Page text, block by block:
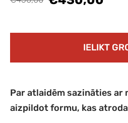
IELIKT
Par atlaidēm sazināties ar
aizpildot formu, kas